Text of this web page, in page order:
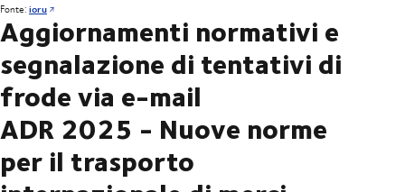
Fonte:ioru
Aggiornamenti normativi e
segnalazione di tentativi di
frode via e-mail
ADR 2025 - Nuove norme
per il trasporto